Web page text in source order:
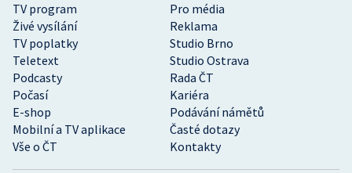
TV program
Pro média
Živé vysílání
Reklama
TV poplatky
Studio Brno
Teletext
Studio Ostrava
Podcasty
Rada ČT
Počasí
Kariéra
E-shop
Podávání námětů
Mobilní a TV aplikace
Časté dotazy
Vše o ČT
Kontakty